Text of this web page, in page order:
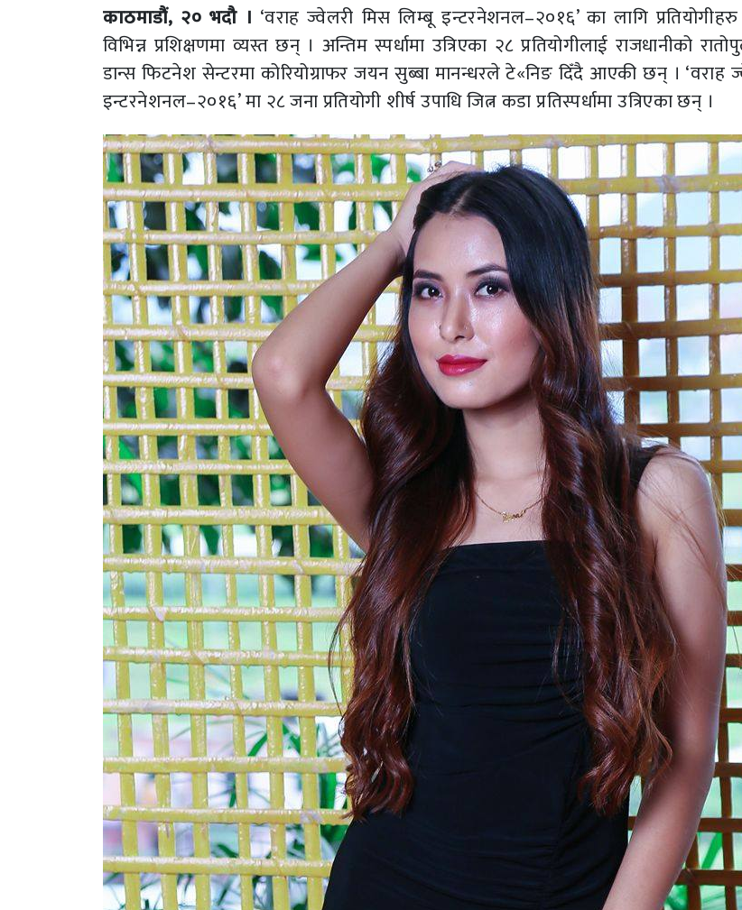
काठमाडौं, २० भदौ । ‘वराह ज्वेलरी मिस लिम्बू इन्टरनेशनल–२०१६’ का लागि
विभिन्न प्रशिक्षणमा व्यस्त छन् । अन्तिम स्पर्धामा उत्रिएका २८ प्रतियोगीलाई राजधानीको
डान्स फिटनेश सेन्टरमा कोरियोग्राफर जयन सुब्बा मानन्धरले टे«निङ दिँदै आएकी छन् । ‘वराह
इन्टरनेशनल–२०१६’ मा २८ जना प्रतियोगी शीर्ष उपाधि जित्न कडा प्रतिस्पर्धामा उत्रिएका छन् ।